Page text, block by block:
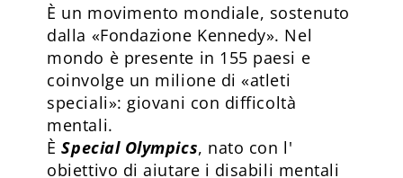
È un movimento mondiale, sostenuto
dalla «Fondazione Kennedy». Nel
mondo è presente in 155 paesi e
coinvolge un milione di «atleti
speciali»: giovani con difficoltà
mentali.
ÈSpecial Olympics, nato con l'
obiettivo di aiutare i disabili mentali